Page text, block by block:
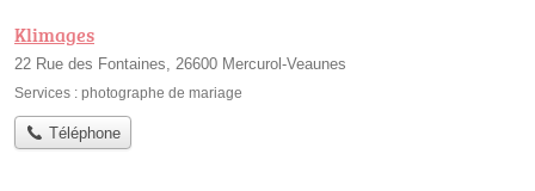
Klimages
22 Rue des Fontaines, 26600 Mercurol-Veaunes
Services : photographe de mariage
Téléphone